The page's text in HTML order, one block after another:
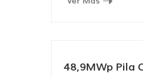
48,9MWp Pila